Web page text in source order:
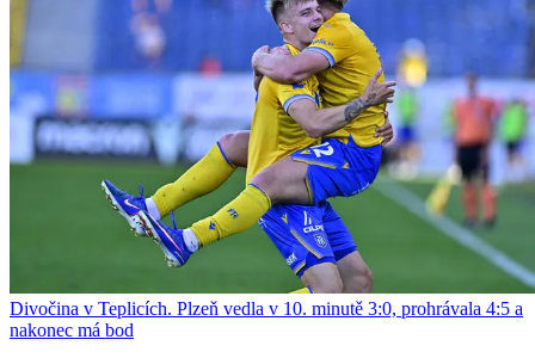
Divočina v Teplicích. Plzeň vedla v 10. minutě 3:0, prohrávala 4:5 a
nakonec má bod